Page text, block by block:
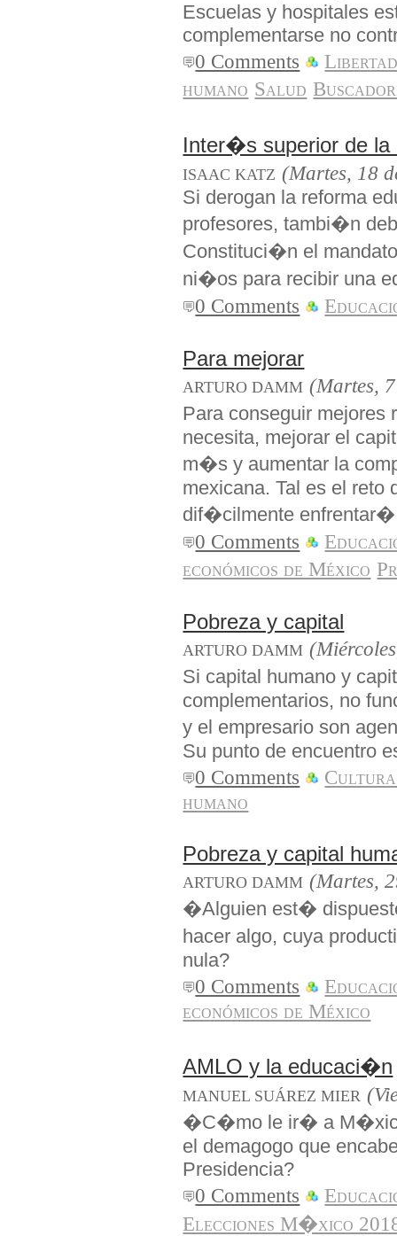
Escuelas y hospitales
complementarse no
0 Comments
humano Salud
Inter�s superior de
ISAAC KATZ (Martes, 18
Si derogan la reforma
profesores, tambi�n
Constituci�n el
ni�os para recibir una
0 Comments
Para mejorar
ARTURO DAMM (Martes,
Para conseguir
necesita, mejorar el
m�s y aumentar la
mexicana. Tal es el reto
dif�cilmente
0 Comments
económicos de México
Pobreza y capital
ARTURO DAMM
Si capital humano y
complementarios, no
y el empresario son
Su punto de encuentro
0 Comments
Cultura
humano
Pobreza y capital
ARTURO DAMM (Martes,
�Alguien est�
hacer algo, cuya
nula?
0 Comments
económicos de México
AMLO y la educaci�n
MANUEL SUÁREZ MIER
�C�mo le ir� a M�xico
el demagogo que
Presidencia?
0 Comments
Elecciones M�xico